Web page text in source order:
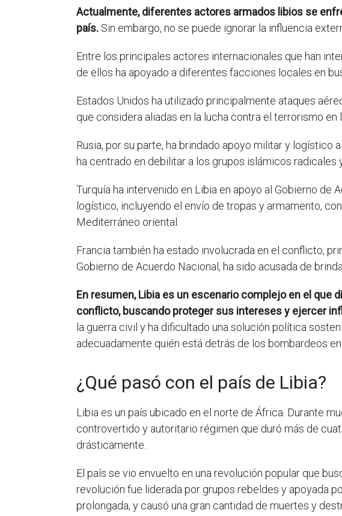
Actualmente, diferentes actores armados libios se
país. Sin embargo, no se puede ignorar la influencia
Entre los principales actores internacionales que han
de ellos ha apoyado a diferentes facciones locales en
Estados Unidos ha utilizado principalmente ataques
que considera aliadas en la lucha contra el terrorismo en
Rusia, por su parte, ha brindado apoyo militar y
ha centrado en debilitar a los grupos islámicos radicales
Turquía ha intervenido en Libia en apoyo al Gobierno
logístico, incluyendo el envío de tropas y armamento,
Mediterráneo oriental.
Francia también ha estado involucrada en el conflicto,
Gobierno de Acuerdo Nacional, ha sido acusada de
En resumen, Libia es un escenario complejo en el
conflicto, buscando proteger sus intereses y ejercer
la guerra civil y ha dificultado una solución política
adecuadamente quién está detrás de los bombardeos en
¿Qué pasó con el país de Libia?
Libia es un país ubicado en el norte de África. Durante
controvertido y autoritario régimen que duró más de
drásticamente.
El país se vio envuelto en una revolución popular que
revolución fue liderada por grupos rebeldes y apoyada
prolongada, y causó una gran cantidad de muertes y